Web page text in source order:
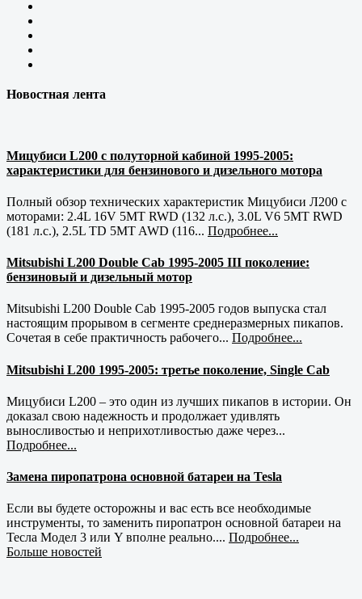
Новостная лента
Мицубиси L200 с полуторной кабиной 1995-2005:
характеристики для бензинового и дизельного мотора
Полный обзор технических характеристик Мицубиси Л200 с
моторами: 2.4L 16V 5MT RWD (132 л.с.), 3.0L V6 5MT RWD
(181 л.с.), 2.5L TD 5MT AWD (116... Подробнее...
Mitsubishi L200 Double Cab 1995-2005 III поколение:
бензиновый и дизельный мотор
Mitsubishi L200 Double Cab 1995-2005 годов выпуска стал
настоящим прорывом в сегменте среднеразмерных пикапов.
Сочетая в себе практичность рабочего... Подробнее...
Mitsubishi L200 1995-2005: третье поколение, Single Cab
Мицубиси L200 – это один из лучших пикапов в истории. Он
доказал свою надежность и продолжает удивлять
выносливостью и неприхотливостью даже через...
Подробнее...
Замена пиропатрона основной батареи на Tesla
Если вы будете осторожны и вас есть все необходимые
инструменты, то заменить пиропатрон основной батареи на
Тесла Модел 3 или Y вполне реально.... Подробнее...
Больше новостей